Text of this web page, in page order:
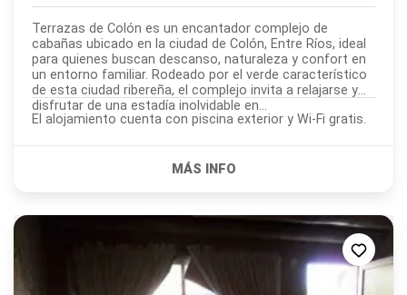
Terrazas de Colón es un encantador complejo de
cabañas ubicado en la ciudad de Colón, Entre Ríos, ideal
para quienes buscan descanso, naturaleza y confort en
un entorno familiar. Rodeado por el verde característico
de esta ciudad ribereña, el complejo invita a relajarse y
disfrutar de una estadía inolvidable en...
El alojamiento cuenta con piscina exterior y Wi-Fi gratis.